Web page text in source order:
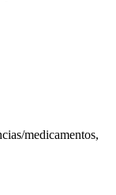
medicamentos,